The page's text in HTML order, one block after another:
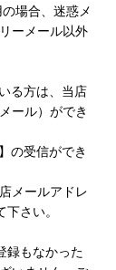
場合、迷惑メ
ーメール以外
る方は、当店
ール）ができ
の受信ができ
メールアドレ
さい。
録もなかった